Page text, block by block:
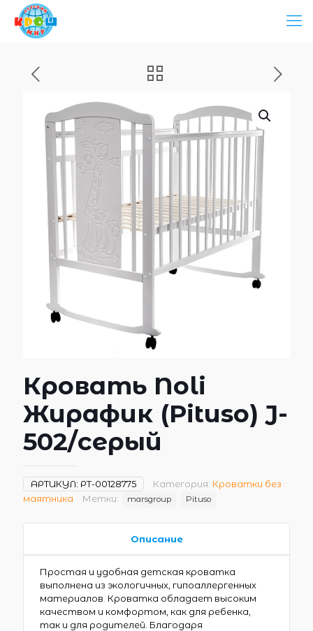
Кровать Noli
Жирафик (Pituso) J-
502/серый
АРТИКУЛ: РТ-00128775 Категория: Кроватки без
маятника
Метки: marsgroup Pituso
Описание
Простая и удобная детская кроватка
выполнена из экологичных, гипоаллергенных
материалов Кроватка обладает высоким
качеством и комфортом, как для ребенка,
так и для родителей. Благодаря